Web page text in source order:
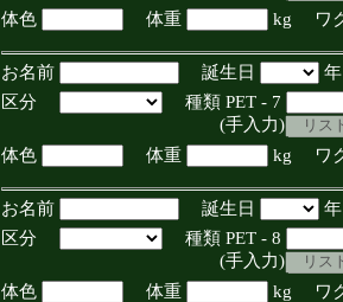
体色
体重 kg ワ
お名前 誕生日
区分
種類 PET - 7
(手入力)
体色
体重 kg ワ
お名前 誕生日
区分
種類 PET - 8
(手入力)
体色
体重 kg ワ